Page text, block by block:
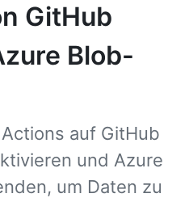
GitHub
Blob-
auf GitHub
und Azure
um Daten zu